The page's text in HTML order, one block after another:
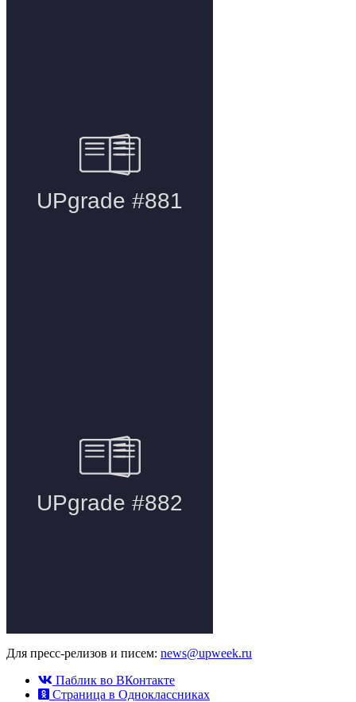
Для пресс-релизов и писем: news@upweek.ru
Паблик во ВКонтакте
Страница в Одноклассниках